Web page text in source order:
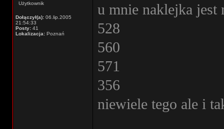
Użytkownik
Dołączył(a): 06.lip.2005
21:54:33
Posty: 41
Lokalizacja: Poznań
u mnie naklejka jest
528
560
571
356
niewiele tego ale i